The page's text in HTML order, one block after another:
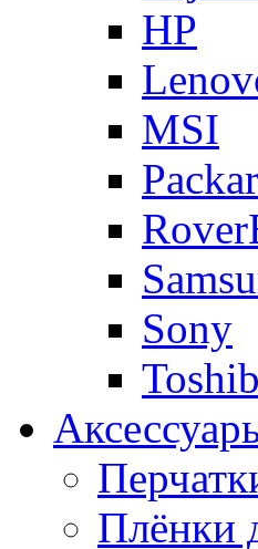
HP
MSI
Sony
Плёнки